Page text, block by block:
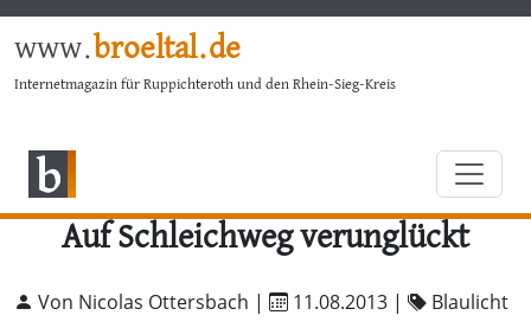
www.broeltal.de
Internetmagazin für Ruppichteroth und den Rhein-Sieg-Kreis
Auf Schleichweg verunglückt
Von Nicolas Ottersbach | 11.08.2013 | Blaulicht